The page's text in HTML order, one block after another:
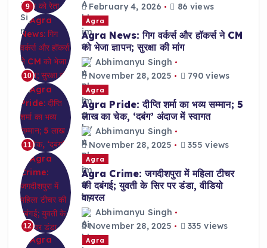
9
February 4, 2026
86 views
10
Agra
Agra News: गिग वर्कर्स और हॉकर्स ने CM
को भेजा ज्ञापन; सुरक्षा की मांग
Abhimanyu Singh
November 28, 2025
790 views
11
Agra
Agra Pride: दीप्ति शर्मा का भव्य सम्मान; 5
लाख का चेक, ‘दबंग’ अंदाज में स्वागत
Abhimanyu Singh
November 28, 2025
355 views
12
Agra
Agra Crime: जगदीशपुरा में महिला टीचर
की दबंगई; युवती के सिर पर डंडा, वीडियो
वायरल
Abhimanyu Singh
November 28, 2025
335 views
Agra